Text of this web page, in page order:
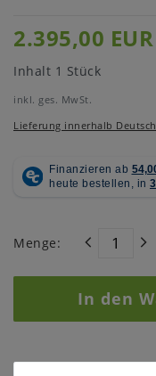
2.395,00 EUR
Inhalt 1 Stück
inkl. ges. MwSt.
Lieferung innerhalb
Menge:
In den